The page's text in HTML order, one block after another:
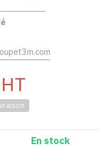
HT
En stock